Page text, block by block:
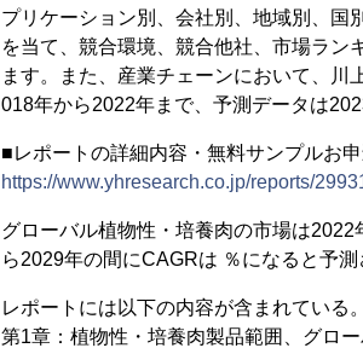
プリケーション別、会社別、地域別、国
を当て、競合環境、競合他社、市場ラン
ます。また、産業チェーンにおいて、
018年から2022年まで、予測データは
■レポートの詳細内容・無料サンプルお
https://www.yhresearch.co.jp/reports/
グローバル植物性・培養肉の市場は
ら2029年の間にCAGRは ％になると予測
レポートには以下の内容が含まれている。
第1章：植物性・培養肉製品範囲、グロ